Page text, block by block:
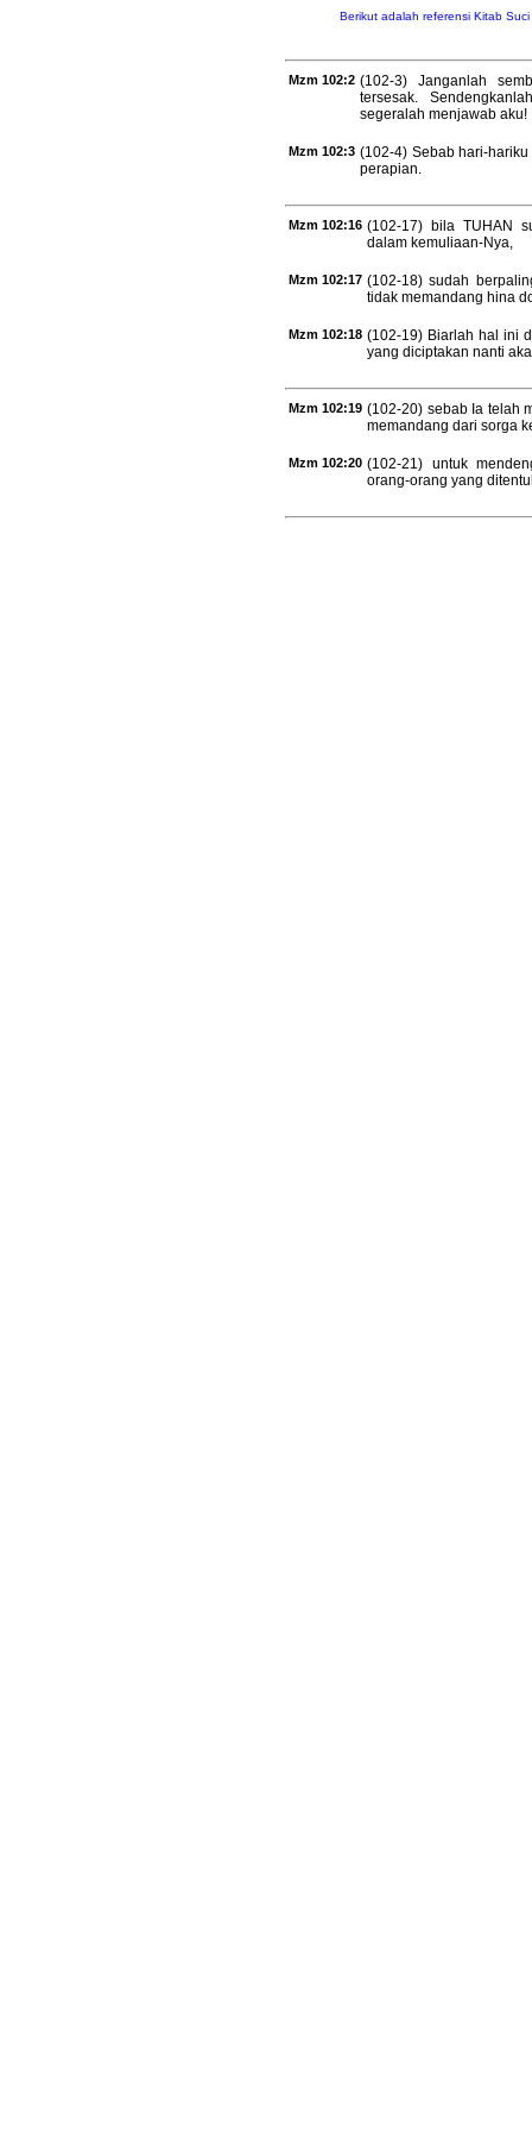
Berikut adalah referensi Kitab
Mzm 102:2 (102-3) Janganlah
tersesak.
segeralah menjawab aku!
Mzm 102:3 (102-4) Sebab hari-
perapian.
Mzm 102:16 (102-17) bila TUHAN
dalam kemuliaan-Nya,
Mzm 102:17 (102-18) sudah
tidak memandang hina
Mzm 102:18 (102-19) Biarlah hal ini
yang diciptakan nanti
Mzm 102:19 (102-20) sebab Ia telah
memandang dari sorga
Mzm 102:20 (102-21) untuk
orang-orang yang